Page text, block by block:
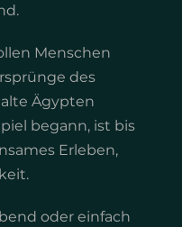
Menschen
des
Ägypten
begann, ist bis
Erleben,
oder einfach